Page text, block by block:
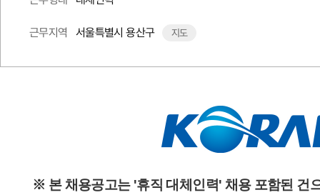
근무지역 서울특별시 용산구 지도
※ 본 채용공고는 '휴직 대체인력' 채용 포함된 건